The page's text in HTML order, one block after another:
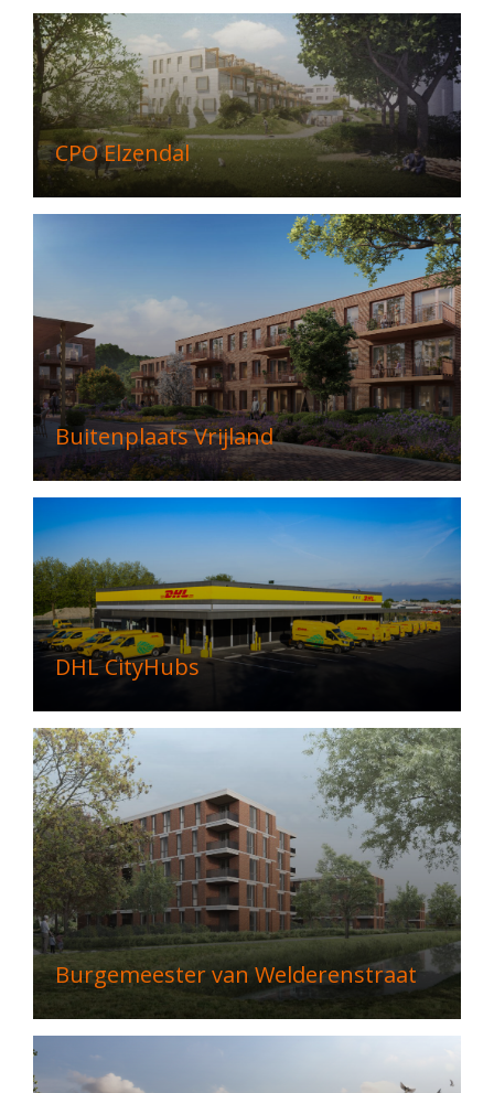
CPO Elzendal
Buitenplaats Vrijland
DHL CityHubs
Burgemeester van Welderenstraat